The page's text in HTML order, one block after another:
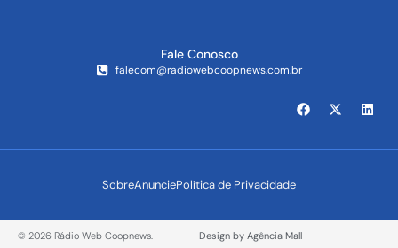
Fale Conosco
falecom@radiowebcoopnews.com.br
SobreAnunciePolítica de Privacidade
© 2026 Rádio Web Coopnews. Design by Agência Mall